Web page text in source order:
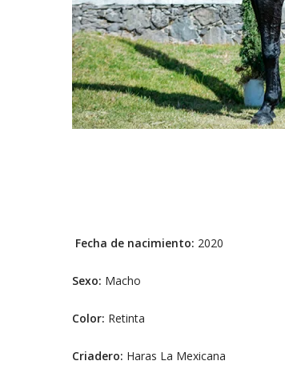
Fecha de nacimiento: 2020
Sexo: Macho
Color: Retinta
Criadero: Haras La Mexicana